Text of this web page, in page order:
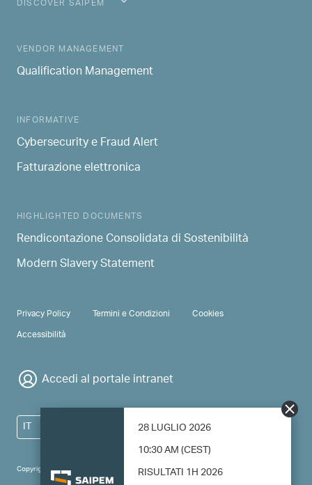
28 LUGLIO 2026
10:30 AM (CEST)
RISULTATI 1H 2026
MAIN NAVIGATION
VENDOR MANAGEMENT
Qualification Management
INFORMATIVE
Cybersecurity e Fraud Alert
Fatturazione elettronica
HIGHLIGHTED DOCUMENTS
Rendicontazione Consolidata di Sostenibilità
Modern Slavery Statement
Copyright 2024 Saipem - All right reserved
PRIVACY & TERMS
Privacy Policy Termini e Condizioni
Cookies
Accessibilità
Accedi al portale intranet
IT